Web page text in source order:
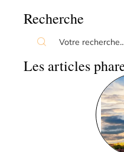
Recherche
Les articles